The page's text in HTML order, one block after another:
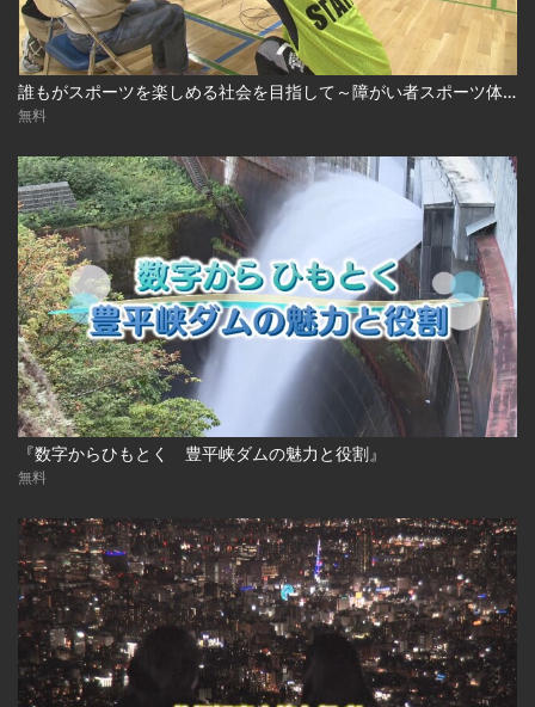
誰もがスポーツを楽しめる社会を目指して～障がい者スポーツ体験会～
無料
『数字からひもとく 豊平峡ダムの魅力と役割』
無料